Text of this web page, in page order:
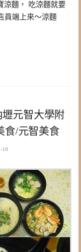
涼麵， 吃涼麵就要
員端上來～涼麵
元智大學附
食/元智美食
10